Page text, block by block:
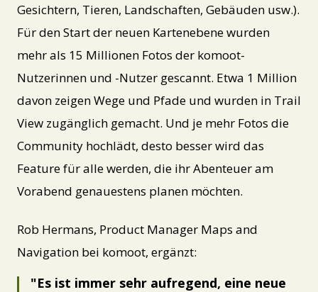
Gesichtern, Tieren, Landschaften, Gebäuden usw.).
Für den Start der neuen Kartenebene wurden
mehr als 15 Millionen Fotos der komoot-
Nutzerinnen und -Nutzer gescannt. Etwa 1 Million
davon zeigen Wege und Pfade und wurden in Trail
View zugänglich gemacht. Und je mehr Fotos die
Community hochlädt, desto besser wird das
Feature für alle werden, die ihr Abenteuer am
Vorabend genauestens planen möchten.
Rob Hermans, Product Manager Maps and
Navigation bei komoot, ergänzt:
Es ist immer sehr aufregend, eine neue